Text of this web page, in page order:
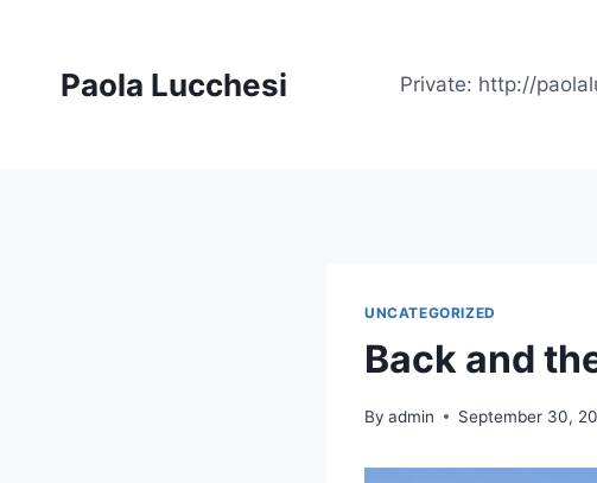
contentPaola Lucchesi Private: http://
UNCATEGORIZED
Back and
By admin September 30,